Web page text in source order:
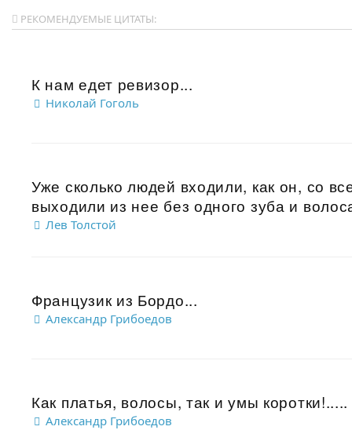
РЕКОМЕНДУЕМЫЕ ЦИТАТЫ:
К нам едет ревизор...
Николай Гоголь
Уже сколько людей входили, как он, со
выходили из нее без одного зуба и
Лев Толстой
Французик из Бордо...
Александр Грибоедов
Как платья, волосы, так и умы коротки!.....
Александр Грибоедов